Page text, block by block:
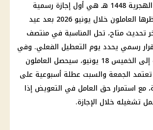
إجازة رسمية
العاملون خلال يونيو 2026 بعد
عيد
تحديث متاح، تحل المناسبة في منتصف
رسمي يحدد يوم التعطيل الفعلي. وفي
إلى الخميس 18 يونيو، سيحصل العاملون
الجمعة والسبت عطلة أسبوعية على
مع استمرار حق العامل في التعويض إذا
تشغيله خلال الإجازة.